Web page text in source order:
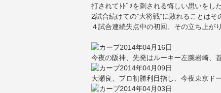
打されてﾄﾄﾞﾒを刺される悔しい思いをした
2試合続けての”大将戦”に敗れることは
４試合連続失点中の初回、その立ち上が
2014年04月16日
今夜の阪神、先発はルーキー左腕岩崎、
2014年04月09日
大瀬良、プロ初勝利目指し、今夜東京ド
2014年04月03日